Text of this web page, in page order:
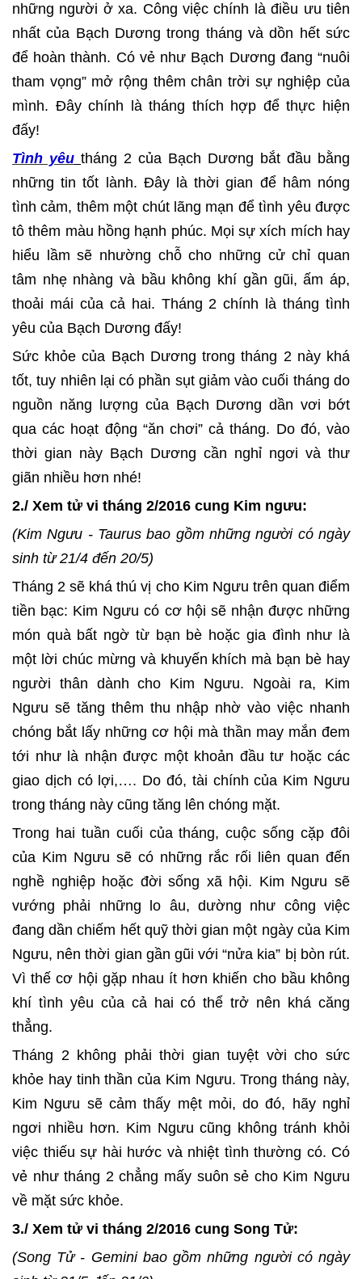
những người ở xa. Công việc chính là điều ưu tiên
nhất của Bạch Dương trong tháng và dồn hết sức
để hoàn thành. Có vẻ như Bạch Dương đang “nuôi
tham vọng” mở rộng thêm chân trời sự nghiệp của
mình. Đây chính là tháng thích hợp để thực hiện
đấy!
Tình yêu tháng 2 của Bạch Dương bắt đầu bằng
những tin tốt lành. Đây là thời gian để hâm nóng
tình cảm, thêm một chút lãng mạn để tình yêu được
tô thêm màu hồng hạnh phúc. Mọi sự xích mích hay
hiểu lầm sẽ nhường chỗ cho những cử chỉ quan
tâm nhẹ nhàng và bầu không khí gần gũi, ấm áp,
thoải mái của cả hai. Tháng 2 chính là tháng tình
yêu của Bạch Dương đấy!
Sức khỏe của Bạch Dương trong tháng 2 này khá
tốt, tuy nhiên lại có phần sụt giảm vào cuối tháng do
nguồn năng lượng của Bạch Dương dần vơi bớt
qua các hoạt động “ăn chơi” cả tháng. Do đó, vào
thời gian này Bạch Dương cần nghỉ ngơi và thư
giãn nhiều hơn nhé!
2./ Xem tử vi tháng 2/2016 cung Kim ngưu:
(Kim Ngưu - Taurus bao gồm những người có ngày
sinh từ 21/4 đến 20/5)
Tháng 2 sẽ khá thú vị cho Kim Ngưu trên quan điểm
tiền bạc: Kim Ngưu có cơ hội sẽ nhận được những
món quà bất ngờ từ bạn bè hoặc gia đình như là
một lời chúc mừng và khuyến khích mà bạn bè hay
người thân dành cho Kim Ngưu. Ngoài ra, Kim
Ngưu sẽ tăng thêm thu nhập nhờ vào việc nhanh
chóng bắt lấy những cơ hội mà thần may mắn đem
tới như là nhận được một khoản đầu tư hoặc các
giao dịch có lợi,…. Do đó, tài chính của Kim Ngưu
trong tháng này cũng tăng lên chóng mặt.
Trong hai tuần cuối của tháng, cuộc sống cặp đôi
của Kim Ngưu sẽ có những rắc rối liên quan đến
nghề nghiệp hoặc đời sống xã hội. Kim Ngưu sẽ
vướng phải những lo âu, dường như công việc
đang dần chiếm hết quỹ thời gian một ngày của Kim
Ngưu, nên thời gian gần gũi với “nửa kia” bị bòn rút.
Vì thế cơ hội gặp nhau ít hơn khiến cho bầu không
khí tình yêu của cả hai có thể trở nên khá căng
thẳng.
Tháng 2 không phải thời gian tuyệt vời cho sức
khỏe hay tinh thần của Kim Ngưu. Trong tháng này,
Kim Ngưu sẽ cảm thấy mệt mỏi, do đó, hãy nghỉ
ngơi nhiều hơn. Kim Ngưu cũng không tránh khỏi
việc thiếu sự hài hước và nhiệt tình thường có. Có
vẻ như tháng 2 chẳng mấy suôn sẻ cho Kim Ngưu
về mặt sức khỏe.
3./ Xem tử vi tháng 2/2016 cung Song Tử:
(Song Tử - Gemini bao gồm những người có ngày